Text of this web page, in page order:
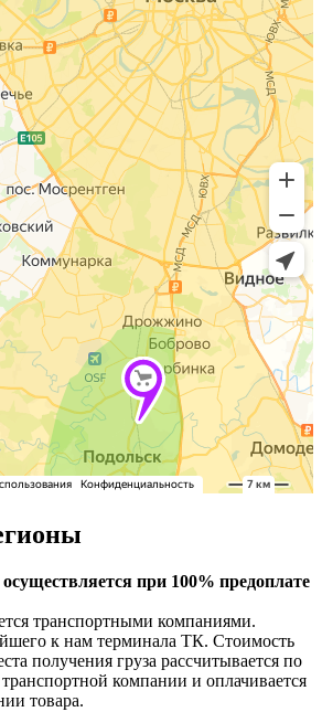
при 100% предоплате
транспортными компаниями.
к нам терминала ТК. Стоимость
получения груза рассчитывается по
компании и оплачивается
товара.